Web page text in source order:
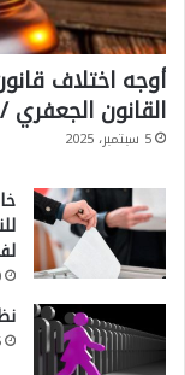
أوجه اختلاف
القانون الجعفري /
5 سبتمبر، 2025